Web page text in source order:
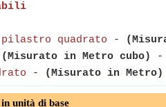
quadrato -
(Misurato in Metro cubo)
-
- (Misurato in Metro)
unità di base